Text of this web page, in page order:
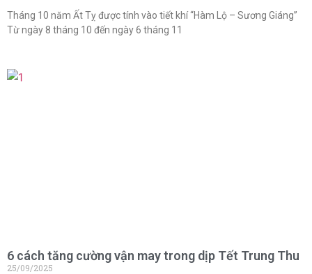
Tháng 10 năm Ất Tỵ được tính vào tiết khí “Hàm Lộ – Sương Giáng”
Từ ngày 8 tháng 10 đến ngày 6 tháng 11
6 cách tăng cường vận may trong dịp Tết Trung Thu
25/09/2025